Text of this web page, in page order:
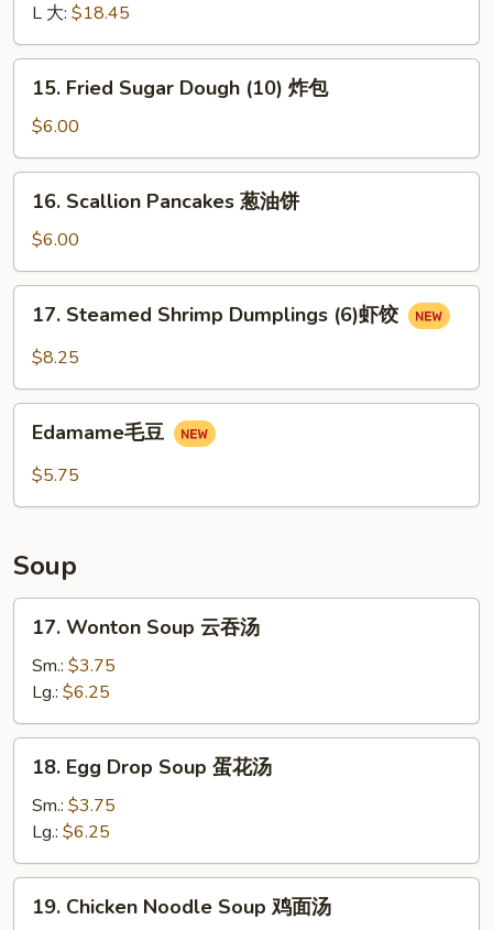
Spare
Ribs
L 大: $18.45
Fried
Sugar
Dough
(10)
15. Fried Sugar Dough (10) 炸包
$6.00
Scallion
Pancakes
葱
油
16. Scallion Pancakes 葱油饼
$6.00
Steamed
Shrimp
(6)
17. Steamed Shrimp Dumplings (6)虾饺
$8.25
Edamame毛豆
$5.75
Soup
Wonton
Soup
吞
汤
17. Wonton Soup 云吞汤
Sm.: $3.75
Lg.: $6.25
Egg
Drop
Soup
蛋
花
18. Egg Drop Soup 蛋花汤
Sm.: $3.75
Lg.: $6.25
Chicken
19. Chicken Noodle Soup 鸡面汤